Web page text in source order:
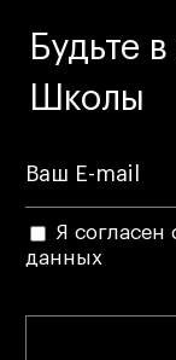
Будьте
Школы
Я согласен
данных